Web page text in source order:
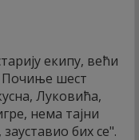
екипу, већи
Почиње шест
Луковића,
нема тајни
бих се".